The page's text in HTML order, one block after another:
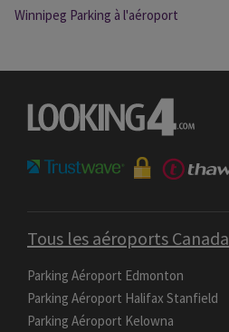
Winnipeg Parking à l'aéroport
Tous les aéroports Canada
Parking Aéroport Edmonton
Parking Aéroport Halifax Stanfield
Parking Aéroport Kelowna